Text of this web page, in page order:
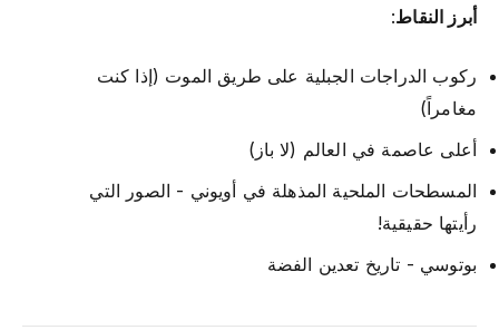
أبرز النقاط:
ركوب الدراجات الجبلية على طريق الموت (إذا كنت
مغامراً)
أعلى عاصمة في العالم (لا باز)
المسطحات الملحية المذهلة في أويوني - الصور التي
رأيتها حقيقية!
بوتوسي - تاريخ تعدين الفضة